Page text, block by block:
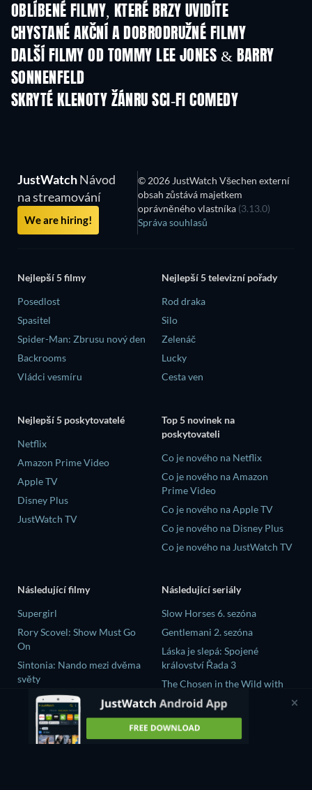
OBLÍBENÉ FILMY, KTERÉ BRZY UVIDÍTE
CHYSTANÉ AKČNÍ A DOBRODRUŽNÉ FILMY
DALŠÍ FILMY OD TOMMY LEE JONES & BARRY
SONNENFELD
SKRYTÉ KLENOTY ŽÁNRU SCI-FI COMEDY
JustWatchNávod
na streamování
We are hiring!
© 2026 JustWatch Všechen externí
obsah zůstává majetkem
oprávněného vlastníka (3.13.0)
Správa souhlasů
Nejlepší 5 filmy
Posedlost
Spasitel
Spider-Man: Zbrusu nový den
Backrooms
Vládci vesmíru
Nejlepší 5 televizní pořady
Rod draka
Silo
Zelenáč
Lucky
Cesta ven
Nejlepší 5 poskytovatelé
Netflix
Amazon Prime Video
Apple TV
Disney Plus
JustWatch TV
Top 5 novinek na
poskytovateli
Co je nového na Netflix
Co je nového na Amazon
Prime Video
Co je nového na Apple TV
Co je nového na Disney Plus
Co je nového na JustWatch TV
Následující filmy
Supergirl
Rory Scovel: Show Must Go
On
Sintonia: Nando mezi dvěma
světy
Bojovnik
The Crystal Planet
Následující seriály
Slow Horses 6. sezóna
Gentlemani 2. sezóna
Láska je slepá: Spojené
království Řada 3
The Chosen in the Wild with
Bear Grylls 1. sezóna
大空港～GATE24～ Řada 1